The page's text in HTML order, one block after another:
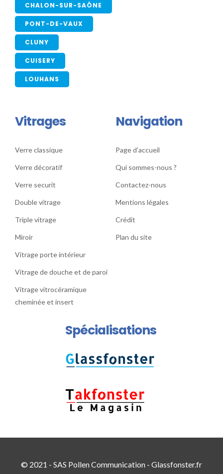
CHALON-SUR-SAÔNE
PONT-DE-VAUX
CLUNY
CUISERY
LOUHANS
Vitrages
Verre classique
Verre décoratif
Verre securit
Double vitrage
Triple vitrage
Miroir
Vitrage porte intérieur
Vitrage de douche et de paroi
Vitrage vitrocéramique
cheminée et insert
Navigation
Page d’accueil
Qui sommes-nous ?
Contactez-nous
Mentions légales
Crédit
Plan du site
Spécialisations
© 2021 - SAS Pollen Communication - Glassfonster.fr